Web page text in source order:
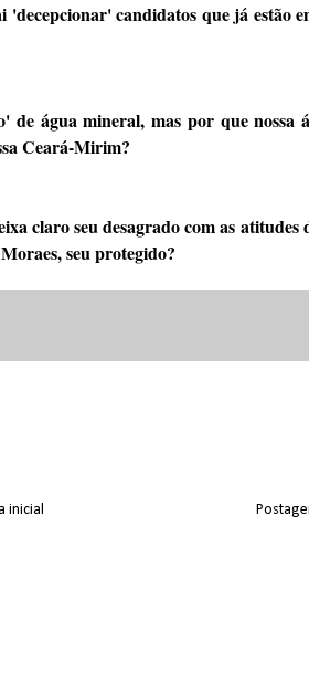
candidatos que já estão
água mineral, mas por que nossa
Ceará-Mirim?
claro seu desagrado com as atitudes
seu protegido?
inicial